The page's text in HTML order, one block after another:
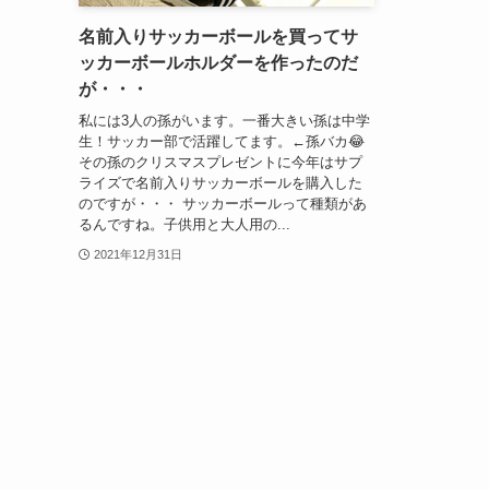
名前入りサッカーボールを買ってサ
ッカーボールホルダーを作ったのだ
が・・・
私には3人の孫がいます。一番大きい孫は中学
生！サッカー部で活躍してます。←孫バカ😂
その孫のクリスマスプレゼントに今年はサプ
ライズで名前入りサッカーボールを購入した
のですが・・・ サッカーボールって種類があ
るんですね。子供用と大人用の...
2021年12月31日